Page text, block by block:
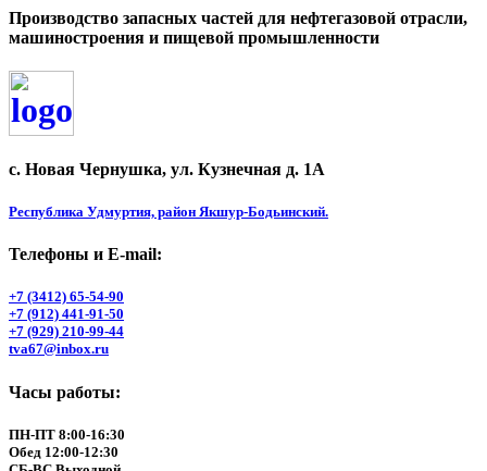
Производство запасных частей для нефтегазовой отрасли,
машиностроения и пищевой промышленности
с. Новая Чернушка, ул. Кузнечная д. 1А
Республика Удмуртия, район Якшур-Бодьинский.
Телефоны и Е-mail:
+7 (3412) 65-54-90
+7 (912) 441-91-50
+7 (929) 210-99-44
tva67@inbox.ru
Часы работы:
ПН-ПТ 8:00-16:30
Обед 12:00-12:30